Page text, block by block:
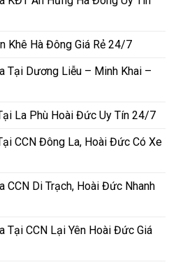
Khê Hà Đông Giá Rẻ 24/7
Tại Dương Liễu – Minh Khai –
La Phù Hoài Đức Uy Tín 24/7
CCN Đông La, Hoài Đức Có Xe
CCN Di Trạch, Hoài Đức Nhanh
Tại CCN Lại Yên Hoài Đức Giá